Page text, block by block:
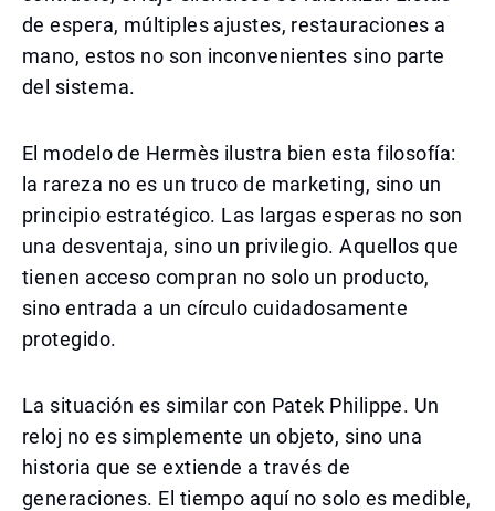
de espera, múltiples ajustes, restauraciones a
mano, estos no son inconvenientes sino parte
del sistema.
El modelo de Hermès ilustra bien esta filosofía:
la rareza no es un truco de marketing, sino un
principio estratégico. Las largas esperas no son
una desventaja, sino un privilegio. Aquellos que
tienen acceso compran no solo un producto,
sino entrada a un círculo cuidadosamente
protegido.
La situación es similar con Patek Philippe. Un
reloj no es simplemente un objeto, sino una
historia que se extiende a través de
generaciones. El tiempo aquí no solo es medible,